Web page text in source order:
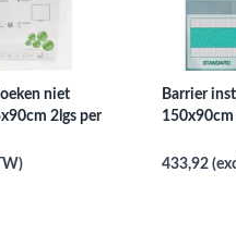
niet
2lgs per
Barrier
150x90cm
433,92